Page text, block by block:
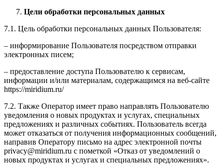
Цели обработки персональных данных
7.1. Цель обработки персональных данных Пользователя:
– информирование Пользователя посредством отправки
электронных писем;
– предоставление доступа Пользователю к сервисам,
информации и/или материалам, содержащимся на веб-сайте
https://miridium.ru/
7.2. Также Оператор имеет право направлять Пользователю
уведомления о новых продуктах и услугах, специальных
предложениях и различных событиях. Пользователь всегда
может отказаться от получения информационных сообщений,
направив Оператору письмо на адрес электронной почты
privacy@miridium.ru с пометкой «Отказ от уведомлений о
новых продуктах и услугах и специальных предложениях».